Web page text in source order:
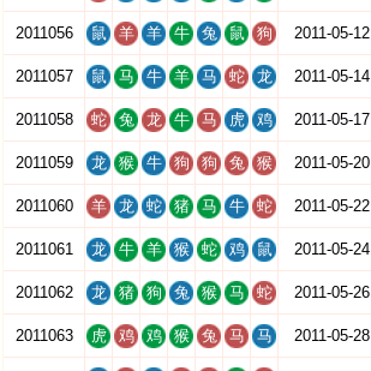
2011056 鼠 羊 羊 牛 兔 鼠 狗 2011-05-12
2011057 鼠 马 牛 羊 马 蛇 龙 2011-05-14
2011058 蛇 兔 龙 牛 马 虎 鸡 2011-05-17
2011059 龙 猴 牛 狗 狗 兔 猴 2011-05-20
2011060 羊 龙 蛇 猪 马 牛 蛇 2011-05-22
2011061 龙 牛 羊 猴 蛇 鸡 鼠 2011-05-24
2011062 龙 猪 狗 兔 猴 马 蛇 2011-05-26
2011063 虎 鸡 鸡 猴 兔 马 马 2011-05-28